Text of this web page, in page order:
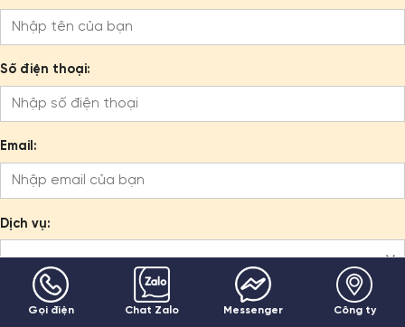
Số điện thoại:
Email:
Dịch vụ:
Lời nhắn:
Gọi điện Chat Zalo Messenger Công ty